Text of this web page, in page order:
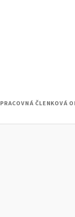
PRACOVNÁ ČLENKOVÁ